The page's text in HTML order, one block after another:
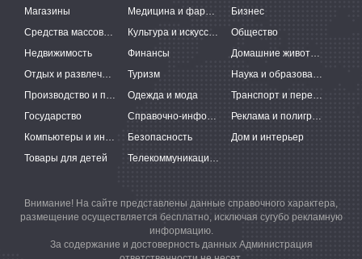
Магазины
Медицина и фармацевтика
Бизнес
Средства массовой информации
Культура и искусство
Общество
Недвижимость
Финансы
Домашние животные
Отдых и развлечения
Туризм
Наука и образование
Производство и поставки
Одежда и мода
Транспорт и перевозки
Государство
Справочно-информационные системы
Реклама и полиграфия
Компьютеры и интернет
Безопасность
Дом и интерьер
Товары для детей
Телекоммуникации и связь
Внимание! На сайте представлены данные справочного характера,
размещение осуществляется бесплатно, исключая сугубо рекламную
информацию.
За содержание и достоверность данных Администрация